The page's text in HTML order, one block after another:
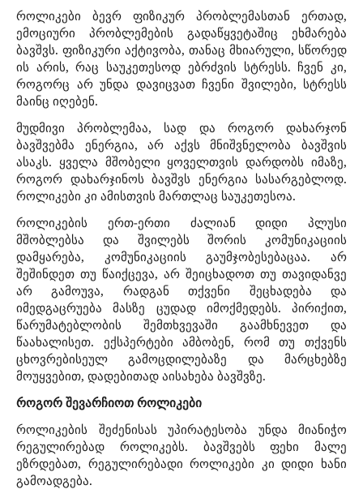
როლიკები ბევრ ფიზიკურ პრობლემასთან ერთად,
ემოციური პრობლემების გადაწყვეტაშიც ეხმარება
ბავშვს. ფიზიკური აქტივობა, თანაც მხიარული, სწორედ
ის არის, რაც საუკეთესოდ ებრძვის სტრესს. ჩვენ კი,
როგორც არ უნდა დავიცვათ ჩვენი შვილები, სტრესს
მაინც იღებენ.
მუდმივი პრობლემაა, სად და როგორ დახარჯონ
ბავშვებმა ენერგია, არ აქვს მნიშვნელობა ბავშვის
ასაკს. ყველა მშობელი ყოველთვის დარდობს იმაზე,
როგორ დახარჯინოს ბავშვს ენერგია სასარგებლოდ.
როლიკები კი ამისთვის მართლაც საუკეთესოა.
როლიკების ერთ-ერთი ძალიან დიდი პლუსი
მშობლებსა და შვილებს შორის კომუნიკაციის
დამყარება, კომუნიკაციის გაუმჯობესებაცაა. არ
შეშინდეთ თუ წაიქცევა, არ შეიცხადოთ თუ თავიდანვე
არ გამოუვა, რადგან თქვენი შეცხადება და
იმედგაცრუება მასზე ცუდად იმოქმედებს. პირიქით,
წარუმატებლობის შემთხვევაში გაამხნევეთ და
წაახალისეთ. ექსპერტები ამბობენ, რომ თუ თქვენს
ცხოვრებისეულ გამოცდილებაზე და მარცხებზე
მოუყვებით, დადებითად აისახება ბავშვზე.
როგორ შევარჩიოთ როლიკები
როლიკების შეძენისას უპირატესობა უნდა მიანიჭო
რეგულირებად როლიკებს. ბავშვებს ფეხი მალე
ეზრდებათ, რეგულირებადი როლიკები კი დიდი ხანი
გამოადგება.